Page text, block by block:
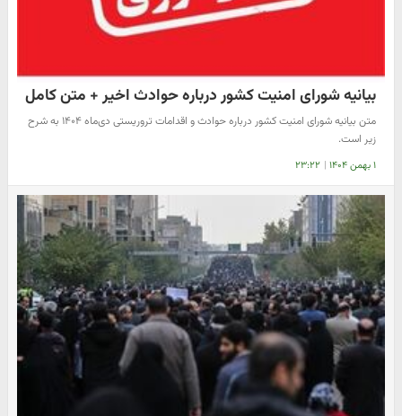
بیانیه شورای امنیت کشور درباره حوادث اخیر + متن کامل
متن بیانیه شورای امنیت کشور درباره حوادث و اقدامات تروریستی دی‌ماه ۱۴۰۴ به شرح
زیر است.
۱ بهمن ۱۴۰۴ | ۲۳:۲۲